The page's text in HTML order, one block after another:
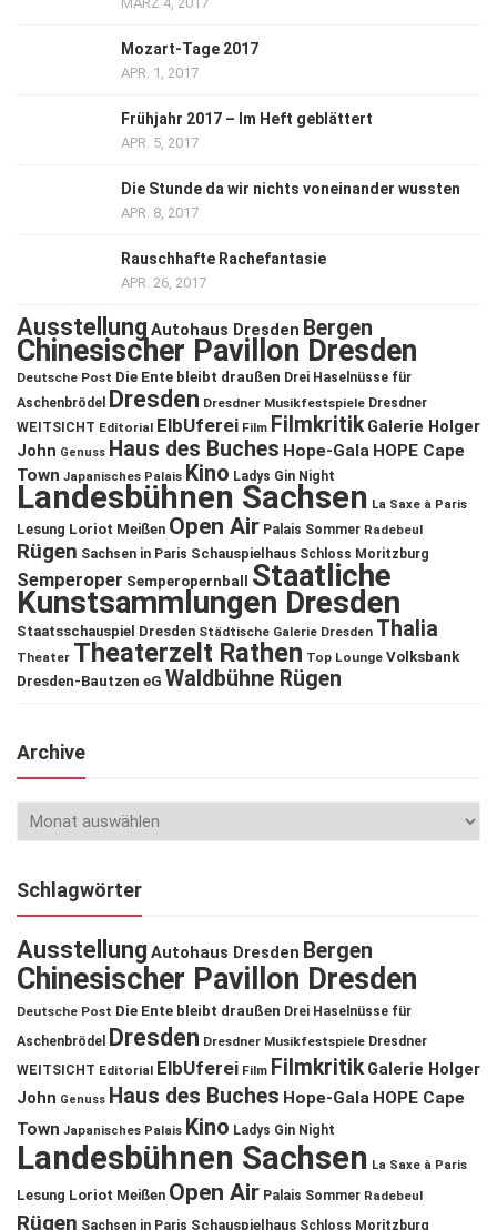
Mozart-Tage 2017
APR. 1, 2017
Frühjahr 2017 – Im Heft geblättert
APR. 5, 2017
Die Stunde da wir nichts voneinander wussten
APR. 8, 2017
Rauschhafte Rachefantasie
APR. 26, 2017
Ausstellung Autohaus Dresden Bergen
Chinesischer Pavillon Dresden
Deutsche Post Die Ente bleibt draußen Drei Haselnüsse für
Aschenbrödel
Dresden Dresdner Musikfestspiele Dresdner
WEITSICHT Editorial ElbUferei Film Filmkritik Galerie Holger
John Genuss Haus des Buches Hope-Gala HOPE Cape
Town Japanisches Palais Kino Ladys Gin Night
Landesbühnen Sachsen La Saxe à Paris
Lesung Loriot Meißen Open Air Palais Sommer Radebeul
Rügen Sachsen in Paris Schauspielhaus Schloss Moritzburg
Semperoper Semperopernball Staatliche
Kunstsammlungen Dresden
Staatsschauspiel Dresden Städtische Galerie Dresden Thalia
Theater Theaterzelt Rathen Top Lounge Volksbank
Dresden-Bautzen eG Waldbühne Rügen
Archive
Schlagwörter
Ausstellung Autohaus Dresden Bergen
Chinesischer Pavillon Dresden
Deutsche Post Die Ente bleibt draußen Drei Haselnüsse für
Aschenbrödel
Dresden Dresdner Musikfestspiele Dresdner
WEITSICHT Editorial ElbUferei Film Filmkritik Galerie Holger
John Genuss Haus des Buches Hope-Gala HOPE Cape
Town Japanisches Palais Kino Ladys Gin Night
Landesbühnen Sachsen La Saxe à Paris
Lesung Loriot Meißen Open Air Palais Sommer Radebeul
Rügen Sachsen in Paris Schauspielhaus Schloss Moritzburg